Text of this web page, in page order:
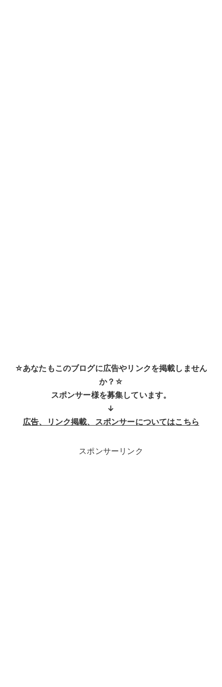
☆あなたもこのブログに広告やリンクを掲載しません
か？☆
スポンサー様を募集しています。
↓
広告、リンク掲載、スポンサーについてはこちら
スポンサーリンク